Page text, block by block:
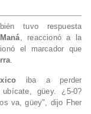
tuvo respuesta
Maná , reaccionó a la
el marcador que
iba a perder
güey. ¿5-0?
va, güey", dijo Fher